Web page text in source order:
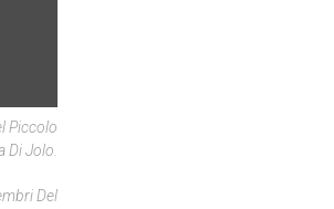
Piccolo
Di Jolo.
Del